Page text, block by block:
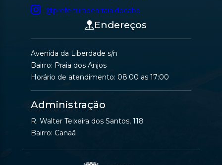
@prefeituradearraialdocabo
Endereços
Avenida da Liberdade s/n
Bairro: Praia dos Anjos
Horário de atendimento: 08:00 as 17:00
Administração
R. Walter Teixeira dos Santos, 118
Bairro: Canaã